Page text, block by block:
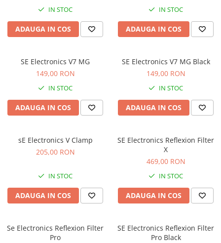
Interfete audio
Interfete MIDI si Cabluri Midi-USB
Microfoane de studio
Pop filtre
Preamplificatoare
Protectii antifonice pentru urechi
Rack studio
Recordere de studio
Sintetizatoare
Standuri si stative de monitoare
Tratament acustic
Lumini si efecte
Cabluri de Alimentare
IN STOC
ADAUGA IN COS
IN STOC
ADAUGA IN COS
SE Electronics V7 MG
149,00 RON
IN STOC
ADAUGA IN COS
SE Electronics V7 MG Black
149,00 RON
IN STOC
ADAUGA IN COS
sE Electronics V Clamp
205,00 RON
IN STOC
ADAUGA IN COS
SE Electronics Reflexion Filter
X
469,00 RON
IN STOC
ADAUGA IN COS
Se Electronics Reflexion Filter
Pro
SE Electronics Reflexion Filter
Pro Black